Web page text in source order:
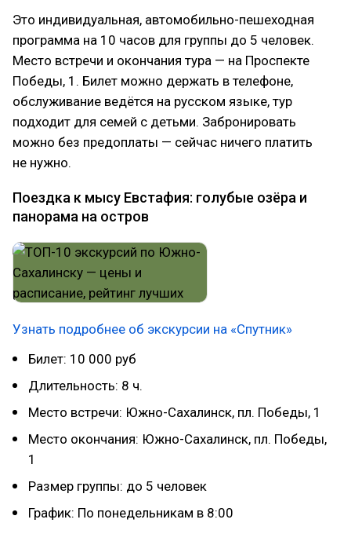
Это индивидуальная, автомобильно-пешеходная
программа на 10 часов для группы до 5 человек.
Место встречи и окончания тура — на Проспекте
Победы, 1. Билет можно держать в телефоне,
обслуживание ведётся на русском языке, тур
подходит для семей с детьми. Забронировать
можно без предоплаты — сейчас ничего платить
не нужно.
Поездка к мысу Евстафия: голубые озёра и
панорама на остров
Узнать подробнее об экскурсии на «Спутник»
Билет: 10 000 руб
Длительность: 8 ч.
Место встречи: Южно-Сахалинск, пл. Победы, 1
Место окончания: Южно-Сахалинск, пл. Победы,
1
Размер группы: до 5 человек
График: По понедельникам в 8:00